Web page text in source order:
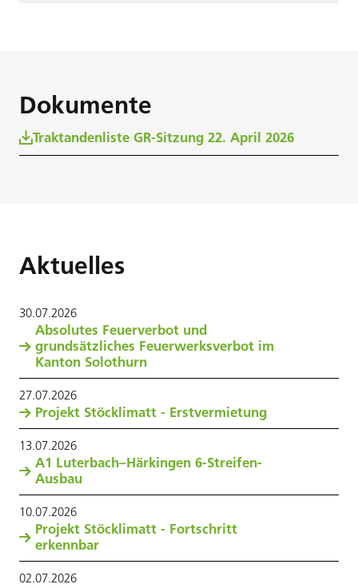
Dokumente
Traktandenliste GR-Sitzung 22. April 2026
Aktuelles
30.07.2026
Absolutes Feuerverbot und
grundsätzliches Feuerwerksverbot im
Kanton Solothurn
27.07.2026
Projekt Stöcklimatt - Erstvermietung
13.07.2026
A1 Luterbach–Härkingen 6-Streifen-
Ausbau
10.07.2026
Projekt Stöcklimatt - Fortschritt
erkennbar
02.07.2026